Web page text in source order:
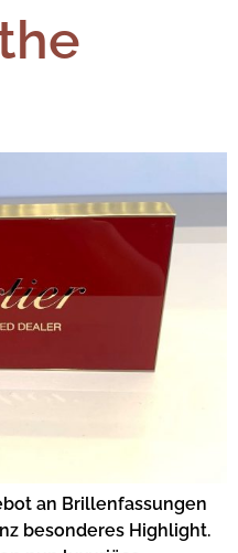
an Brillenfassungen
besonderes Highlight.